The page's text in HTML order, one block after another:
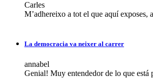
Carles
M’adhereixo a tot el que aquí exposes,
La democracia va neixer al carrer
annabel
Genial! Muy entendedor de lo que está